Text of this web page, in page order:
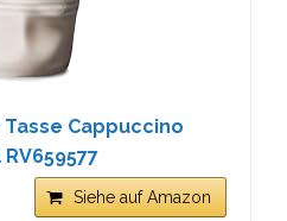
Cappuccino
Siehe auf Amazon